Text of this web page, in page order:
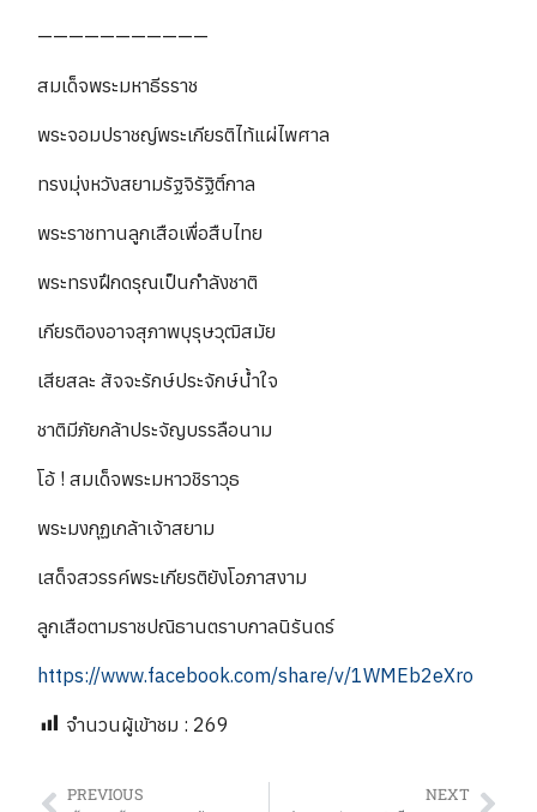
———————————
สมเด็จพระมหาธีรราช
พระจอมปราชญ์พระเกียรติไท้แผ่ไพศาล
ทรงมุ่งหวังสยามรัฐจิรัฐิติ์กาล
พระราชทานลูกเสือเพื่อสืบไทย
พระทรงฝึกดรุณเป็นกำลังชาติ
เกียรติองอาจสุภาพบุรุษวุฒิสมัย
เสียสละ สัจจะรักษ์ประจักษ์น้ำใจ
ชาติมีภัยกล้าประจัญบรรลือนาม
โอ้ ! สมเด็จพระมหาวชิราวุธ
พระมงกุฏเกล้าเจ้าสยาม
เสด็จสวรรค์พระเกียรติยังโอภาสงาม
ลูกเสือตามราชปณิธานตราบกาลนิรันดร์
https://www.facebook.com/share/v/1WMEb2eXro
จำนวนผู้เข้าชม : 269
PREVIOUS NEXT